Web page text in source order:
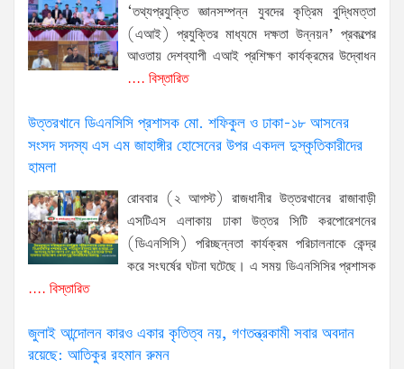
‘তথ্যপ্রযুক্তি জ্ঞানসম্পন্ন যুবদের কৃত্রিম বুদ্ধিমত্তা
(এআই) প্রযুক্তির মাধ্যমে দক্ষতা উন্নয়ন’ প্রকল্পের
আওতায় দেশব্যাপী এআই প্রশিক্ষণ কার্যক্রমের উদ্বোধন
.... বিস্তারিত
উত্তরখানে ডিএনসিসি প্রশাসক মো. শফিকুল ও ঢাকা-১৮ আসনের
সংসদ সদস্য এস এম জাহাঙ্গীর হোসেনের উপর একদল দুস্কৃতিকারীদের
হামলা
রোববার (২ আগস্ট) রাজধানীর উত্তরখানের রাজাবাড়ী
এসটিএস এলাকায় ঢাকা উত্তর সিটি করপোরেশনের
(ডিএনসিসি) পরিচ্ছন্নতা কার্যক্রম পরিচালনাকে কেন্দ্র
করে সংঘর্ষের ঘটনা ঘটেছে। এ সময় ডিএনসিসির প্রশাসক
.... বিস্তারিত
জুলাই আন্দোলন কারও একার কৃতিত্ব নয়, গণতন্ত্রকামী সবার অবদান
রয়েছে: আতিকুর রহমান রুমন